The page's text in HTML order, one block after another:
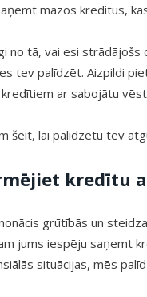
mazos kreditus,
no tā, vai esi strādājošs
tev palīdzēt. Aizpildi
ar sabojātu
šeit, lai palīdzētu tev
kredītu
grūtībās un
jums iespēju saņemt
situācijas, mēs